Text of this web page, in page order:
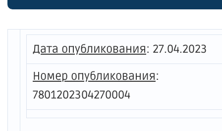
том
Дата опубликования: 27.04.2023
Номер опубликования:
7801202304270004